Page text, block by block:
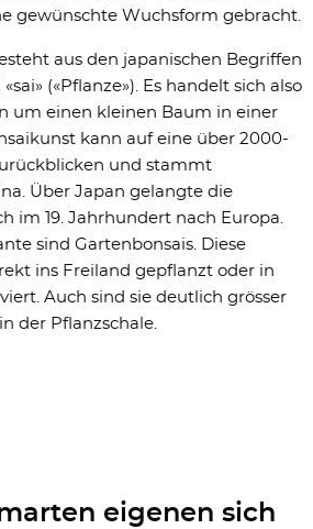
gewünschte Wuchsform gebracht.
aus den japanischen Begriffen
«sai» («Pflanze»). Es handelt sich also
um einen kleinen Baum in einer
kann auf eine über 2000-
und stammt
Über Japan gelangte die
im 19. Jahrhundert nach Europa.
sind Gartenbonsais. Diese
ins Freiland gepflanzt oder in
Auch sind sie deutlich grösser
der Pflanzschale.
eigenen sich